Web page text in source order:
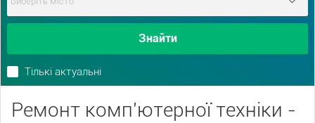
Знайти
Тількі актуальні
Ремонт комп'ютерної техніки -